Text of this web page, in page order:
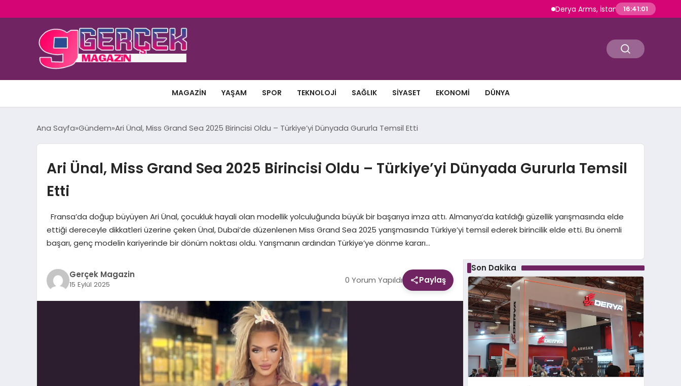
Derya Arms, İstanbul Prohunt 2026’da
16:41:02
MAGAZIN YAŞAM SPOR TEKNOLOJI SAĞLIK SIYASET EKONOMI DÜNYA
Ana Sayfa Gündem Ari Ünal, Miss Grand Sea 2025 Birincisi Oldu – Türkiye’yi Dünyada Gururla Temsil Etti
Ari Ünal, Miss Grand Sea 2025 Birincisi Oldu – Türkiye’yi Dünyada Gururla Temsil
Etti
Fransa’da doğup büyüyen Ari Ünal, çocukluk hayali olan modellik yolculuğunda büyük bir başarıya imza attı. Almanya’da katıldığı güzellik yarışmasında elde
ettiği dereceyle dikkatleri üzerine çeken Ünal, Dubai’de düzenlenen Miss Grand Sea 2025 yarışmasında Türkiye’yi temsil ederek birincilik elde etti. Bu önemli
başarı, genç modelin kariyerinde bir dönüm noktası oldu. Yarışmanın ardından Türkiye’ye dönme kararı…
Gerçek Magazin
15 Eylül 2025 0 Yorum Yapıldı Paylaş
Son Dakika